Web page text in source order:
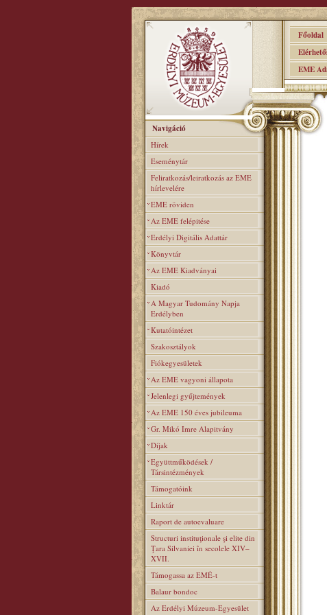
Főoldal
EME
Navigáció
Hírek
Eseménytár
Feliratkozás/leiratkozás az EME
hírlevelére
EME röviden
Az EME felépitése
Erdélyi Digitális Adattár
Könyvtár
Az EME Kiadványai
Kiadó
A Magyar Tudomány Napja
Erdélyben
Kutatóintézet
Szakosztályok
Fiókegyesületek
Az EME vagyoni állapota
Jelenlegi gyűjtemények
Az EME 150 éves jubileuma
Gr. Mikó Imre Alapitvány
Díjak
Együttműködések /
Társintézmények
Támogatóink
Linktár
Raport de autoevaluare
Structuri instituţionale şi elite din
Ţara Silvaniei în secolele XIV–
XVII.
Támogassa az EMÉ-t
Balaur bondoc
Az Erdélyi Múzeum-Egyesület